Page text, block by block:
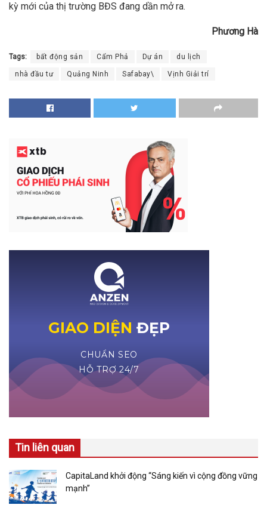
kỳ mới của thị trường BĐS đang dần mở ra.
Phương Hà
Tags: bất động sản Cẩm Phả Dự án du lịch
nhà đầu tư Quảng Ninh Safabay\ Vịnh Giải trí
Tin liên quan
CapitaLand khởi động “Sáng kiến vì cộng đồng vững
mạnh”